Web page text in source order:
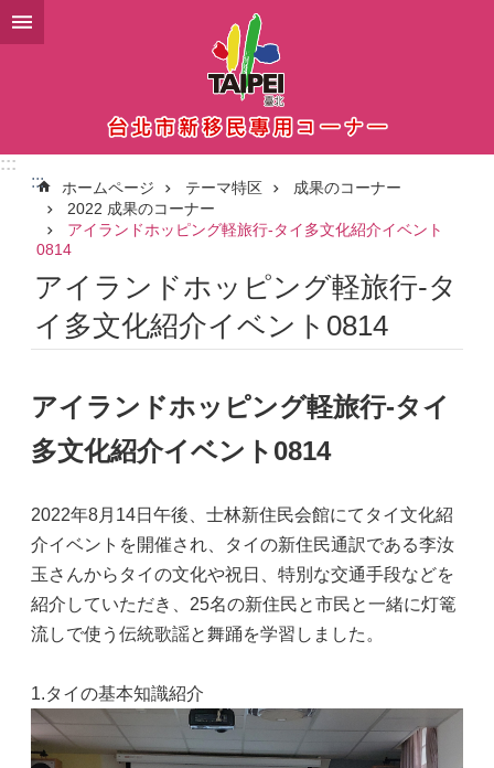
メインコンテンツブロックにスキップ
:::
:::
ホームページ テーマ特区
成果のコーナー
2022 成果のコーナー
アイランドホッピング軽旅行-タイ多文化紹介イベント
0814
アイランドホッピング軽旅行-タ
イ多文化紹介イベント0814
アイランドホッピング軽旅行-タイ
多文化紹介イベント0814
2022年8月14日午後、士林新住民会館にてタイ文化紹
介イベントを開催され、タイの新住民通訳である李汝
玉さんからタイの文化や祝日、特別な交通手段などを
紹介していただき、25名の新住民と市民と一緒に灯篭
流しで使う伝統歌謡と舞踊を学習しました。
1.タイの基本知識紹介